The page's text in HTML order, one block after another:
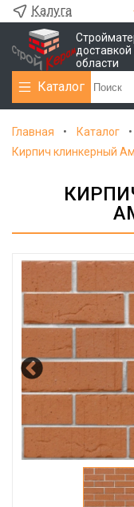
Калуга
доставкой
области
Каталог
Главная Каталог
Кирпич клинкерный